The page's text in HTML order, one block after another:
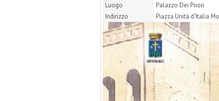
Luogo
Palazzo Dei Priori
Indirizzo
Piazza Unità d'Italia